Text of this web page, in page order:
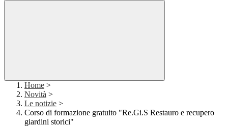
Home >
Novità >
Le notizie >
Corso di formazione gratuito "Re.Gi.S Restauro e recupero
giardini storici"